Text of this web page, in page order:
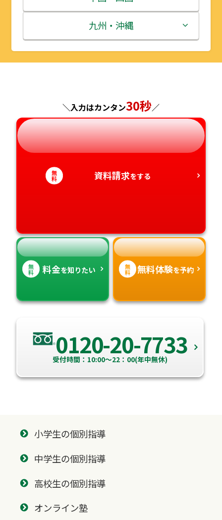
秋田県
山形県
埼玉県
千葉県
神奈川県
石川県
福井県
長野県
岐阜県
滋賀県
京都府
兵庫県
奈良県
鳥取県
島根県
広島県
山口県
高知県
九州・沖縄
福岡県
長崎県
熊本県
沖縄県
＼入力はカンタン30秒／
無
料 資料請求をする
無
料 料金を知りたい 無
料 無料体験を予約
0120-20-7733
受付時間：10:00～22：00(年中無休)
小学生の個別指導
中学生の個別指導
高校生の個別指導
オンライン塾